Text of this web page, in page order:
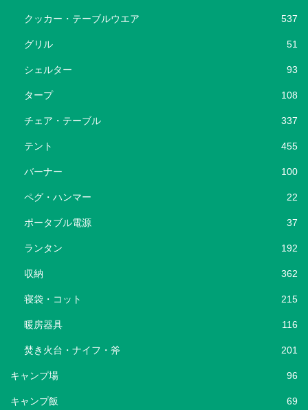
クッカー・テーブルウエア 537
グリル 51
シェルター 93
タープ 108
チェア・テーブル 337
テント 455
バーナー 100
ペグ・ハンマー 22
ポータブル電源 37
ランタン 192
収納 362
寝袋・コット 215
暖房器具 116
焚き火台・ナイフ・斧 201
キャンプ場 96
キャンプ飯 69